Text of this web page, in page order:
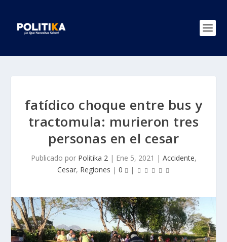
fatídico choque entre bus y
tractomula: murieron tres
personas en el cesar
Publicado por Politika 2| Ene 5, 2021 | Accidente,
Cesar, Regiones | 0 |